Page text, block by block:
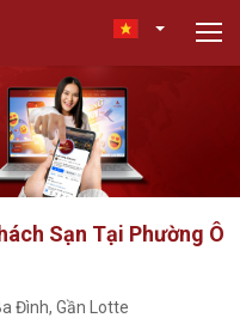
Sạn Tại Phường Ô
Đình, Gần Lotte